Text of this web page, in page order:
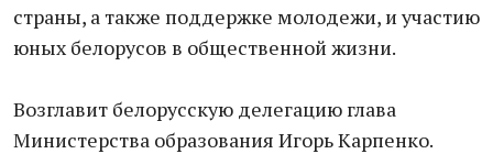
страны, а также поддержке молодежи, и участию
юных белорусов в общественной жизни.
Возглавит белорусскую делегацию глава
Министерства образования Игорь Карпенко.